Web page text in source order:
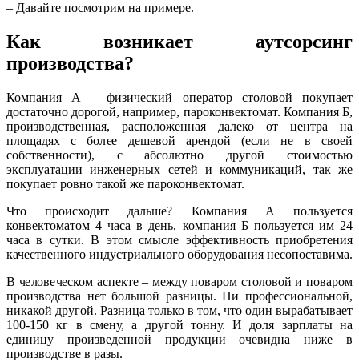
– Давайте посмотрим на примере.
Как возникает аутсорсинг
производства?
Компания А – физический оператор столовой покупает
достаточно дорогой, например, пароконвектомат. Компания Б,
производственная, расположенная далеко от центра на
площадях с более дешевой арендой (если не в своей
собственности), с абсолютно другой стоимостью
эксплуатации инженерных сетей и коммуникаций, так же
покупает ровно такой же пароконвектомат.
Что происходит дальше? Компания А пользуется
конвектоматом 4 часа в день, компания Б пользуется им 24
часа в сутки. В этом смысле эффективность приобретения
качественного индустриального оборудования несопоставима.
В человеческом аспекте – между поваром столовой и поваром
производства нет большой разницы. Ни профессиональной,
никакой другой. Разница только в том, что один вырабатывает
100-150 кг в смену, а другой тонну. И доля зарплаты на
единицу произведенной продукции очевидна ниже в
производстве в разы.